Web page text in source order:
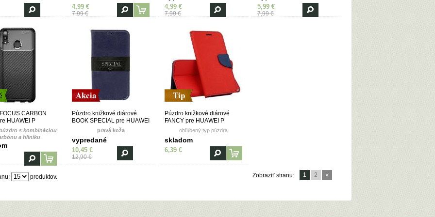
4,99 €
7,99 €
4,99 €
7,99 €
5,99 €
7,99 €
CARBON
HUAWEI P
(Y9 PRIME 2019) -
s kombináciou
a hliníku
Akcia
Púzdro knižkové diárové
BOOK SPECIAL pre HUAWEI
P SMART Z (Y9 PRIME
2019) - modré
pravá koža
vypredané
10,45 €
12,90 €
Tip
Púzdro knižkové diárové
FANCY pre HUAWEI P
SMART Z(Y9 PRIME 2019) -
červeno modré
obľúbený typ púzdra
skladom
6,39 €
produktov. Zobraziť stranu: 1 2 »